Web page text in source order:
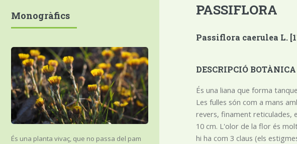
PASSIFLORA
Passiflora caerulea L.
DESCRIPCIÓ BOTÀNICA
És una liana que forma
Les fulles són com a mans
revers, finament reticulades,
10 cm. L'olor de la flor és
hi ha com 3 claus (els
Monogràfics
És una planta vivaç, que no passa del pam